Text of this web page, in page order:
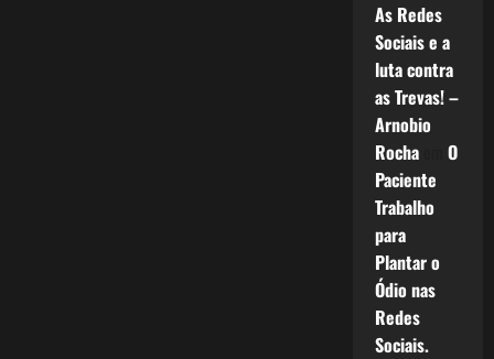
As Redes
Sociais e a
luta contra
as Trevas! –
Arnobio
Rochaem O
Paciente
Trabalho
para
Plantar o
Ódio nas
Redes
Sociais.